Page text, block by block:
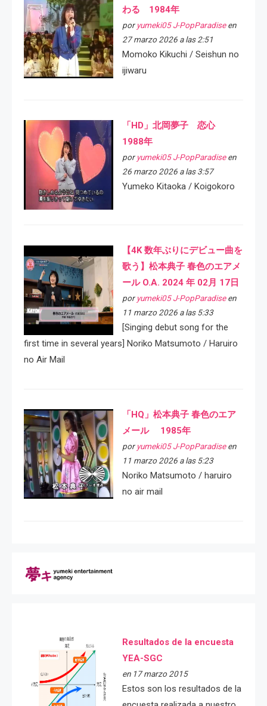
わる 1984年
por yumeki05 J-PopParadiseen
27 marzo 2026 a las 2:51
Momoko Kikuchi / Seishun no
ijiwaru
「HD」北岡夢子 恋心
1988年
por yumeki05 J-PopParadiseen
26 marzo 2026 a las 3:57
Yumeko Kitaoka / Koigokoro
【4K 数年ぶりにデビュー曲を
歌う】松本典子 春色のエアメ
ール O.A. 2024 年 02月 17日
por yumeki05 J-PopParadiseen
11 marzo 2026 a las 5:33
[Singing debut song for the
first time in several years] Noriko Matsumoto / Haruiro
no Air Mail
「HQ」松本典子 春色のエア
メール 1985年
por yumeki05 J-PopParadiseen
11 marzo 2026 a las 5:23
Noriko Matsumoto / haruiro
no air mail
Resultados de la encuesta
YEA-SGC
en 17 marzo 2015
Estos son los resultados de la